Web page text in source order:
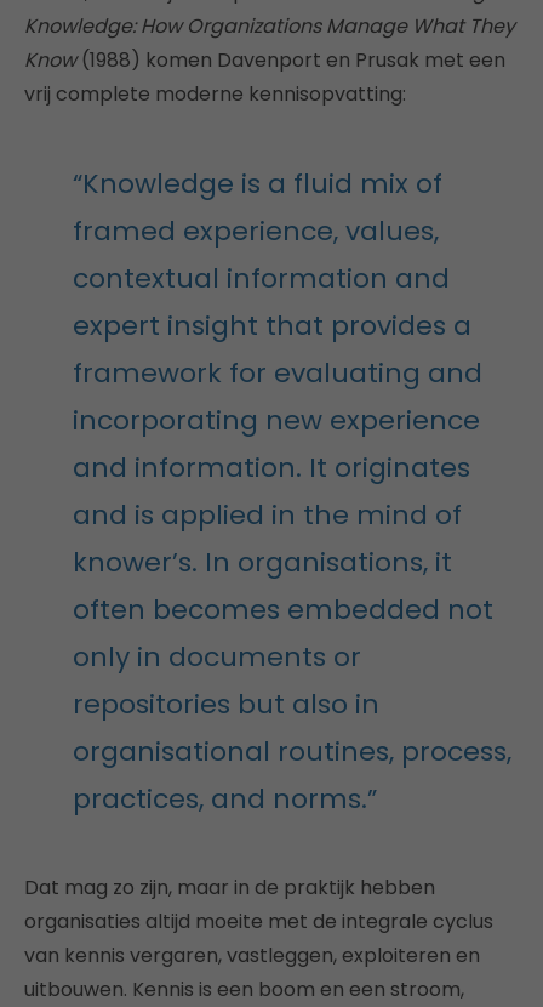
Knowledge: How Organizations Manage What They
Know(1988) komen Davenport en Prusak met een
vrij complete moderne kennisopvatting:
“Knowledge is a fluid mix of
framed experience, values,
contextual information and
expert insight that provides a
framework for evaluating and
incorporating new experience
and information. It originates
and is applied in the mind of
knower’s. In organisations, it
often becomes embedded not
only in documents or
repositories but also in
organisational routines, process,
practices, and norms.”
Dat mag zo zijn, maar in de praktijk hebben
organisaties altijd moeite met de integrale cyclus
van kennis vergaren, vastleggen, exploiteren en
uitbouwen. Kennis is een boom en een stroom,